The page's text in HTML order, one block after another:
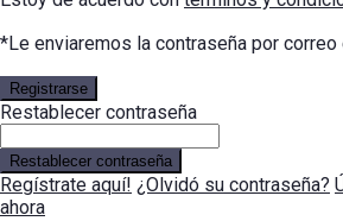
*Le enviaremos la contraseña por
Registrarse
Restablecer contraseña
Restablecer contraseña
Regístrate aquí! ¿Olvidó su contraseña?
ahora